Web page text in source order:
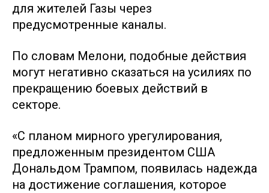
для жителей Газы через
предусмотренные каналы.
По словам Мелони, подобные действия
могут негативно сказаться на усилиях по
прекращению боевых действий в
секторе.
«С планом мирного урегулирования,
предложенным президентом США
Дональдом Трампом, появилась надежда
на достижение соглашения, которое